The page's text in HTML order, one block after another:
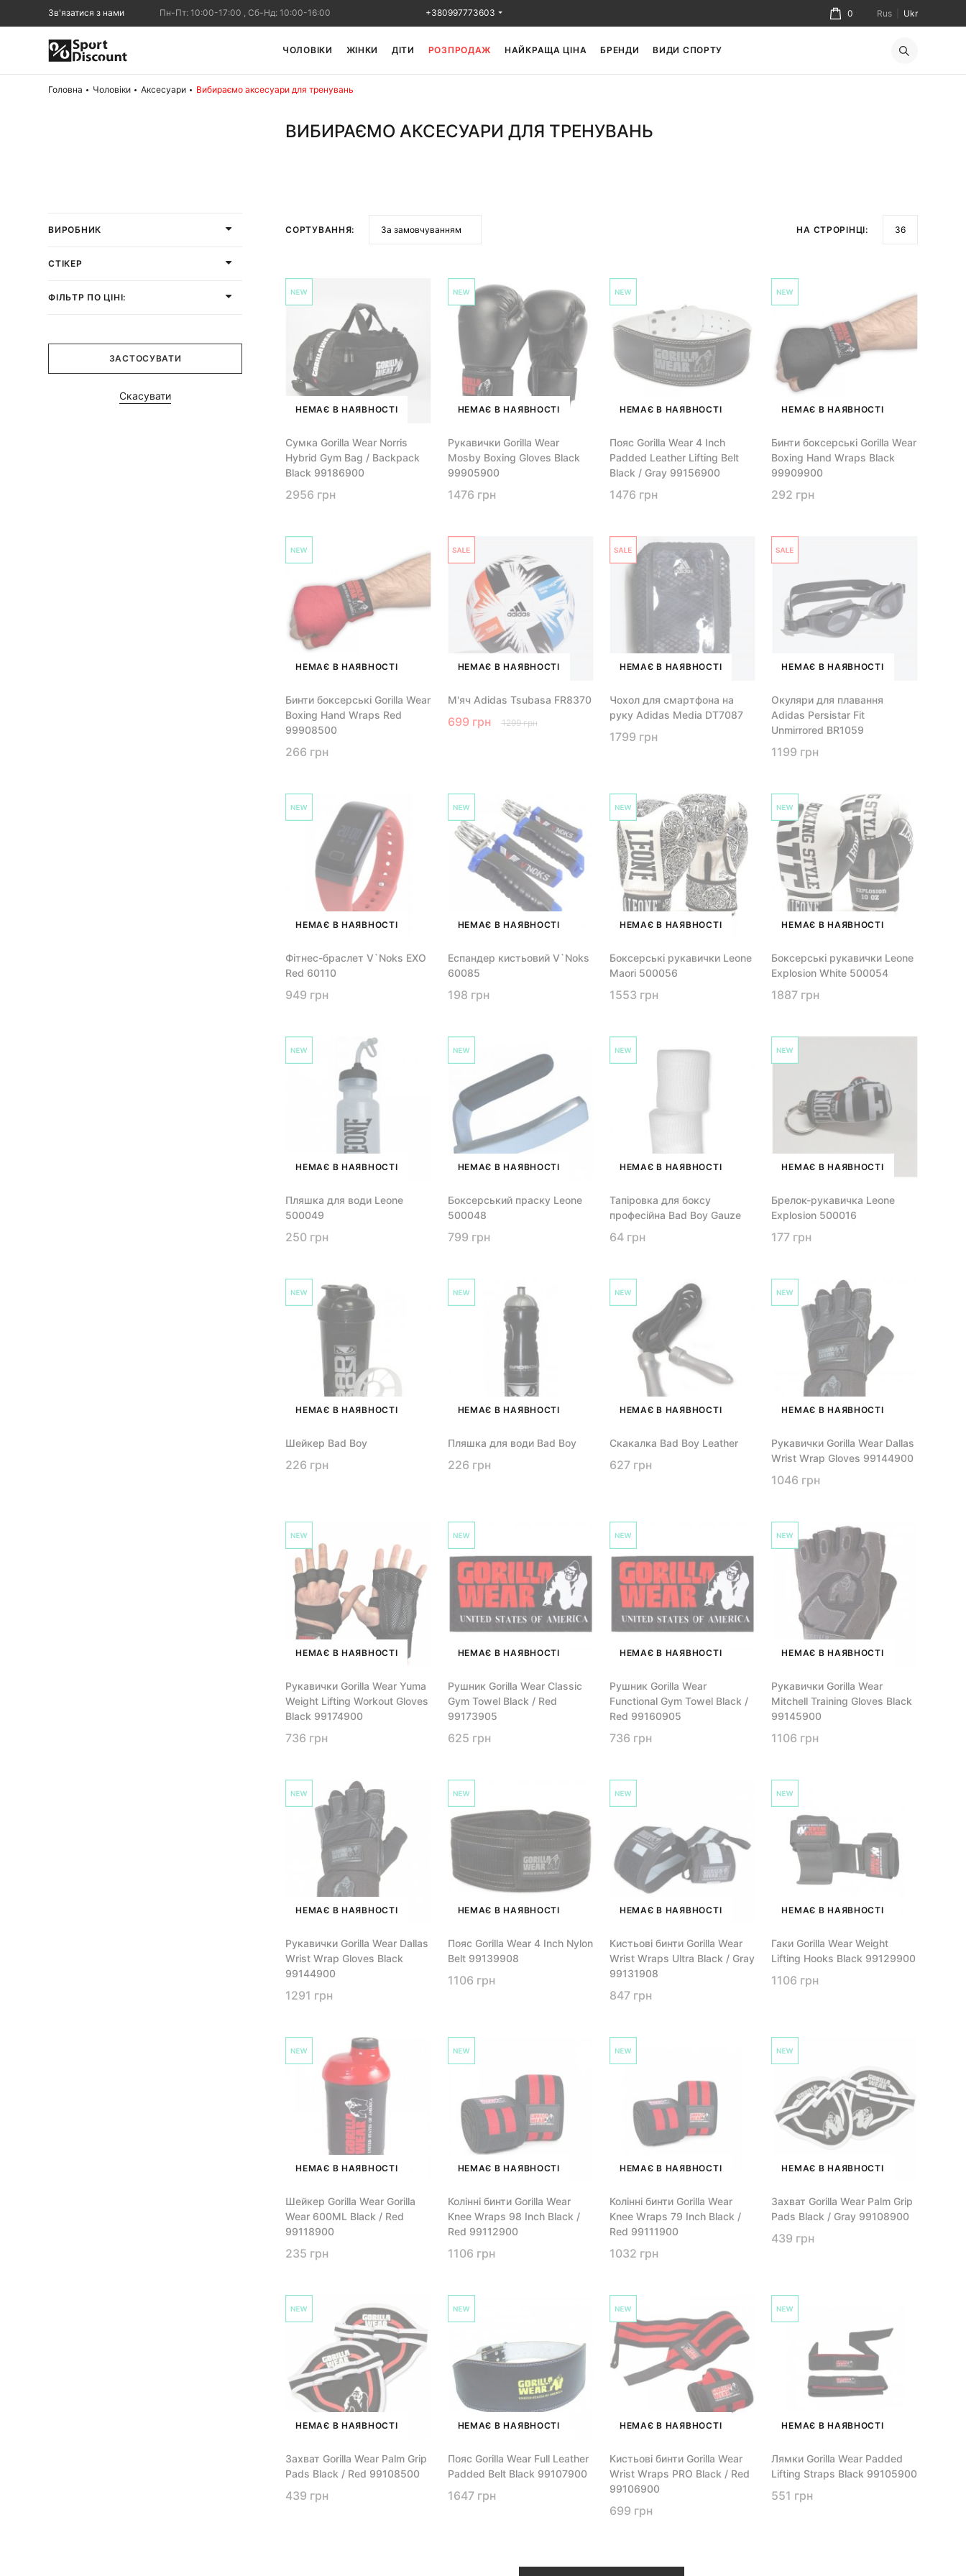
ЧОЛОВІКИ ЖІНКИ ДІТИ РОЗПРОДАЖ НАЙКРАЩА ЦІНА БРЕНДИ ВИДИ СПОРТУ
+380997773603
Зв'язатися з нами Пн-Пт: 10:00-17:00 , Сб-Нд: 10:00-16:00 0 Rus Ukr
Головна Чоловіки Аксесуари Вибираємо аксесуари для тренувань
ВИБИРАЄМО АКСЕСУАРИ ДЛЯ ТРЕНУВАНЬ
ВИРОБНИК
СТІКЕР
ФІЛЬТР ПО ЦІНІ:
ЗАСТОСУВАТИ
Скасувати
СОРТУВАННЯ: НА СТРОРІНЦІ:
НЕМАЄ В НАЯВНОСТІ
Сумка Gorilla Wear Norris
Hybrid Gym Bag / Backpack
Black 99186900
2956 грн
НЕМАЄ В НАЯВНОСТІ
Рукавички Gorilla Wear
Mosby Boxing Gloves Black
99905900
1476 грн
НЕМАЄ В НАЯВНОСТІ
Пояс Gorilla Wear 4 Inch
Padded Leather Lifting Belt
Black / Gray 99156900
1476 грн
НЕМАЄ В НАЯВНОСТІ
Бинти боксерські Gorilla Wear
Boxing Hand Wraps Black
99909900
292 грн
НЕМАЄ В НАЯВНОСТІ
Бинти боксерські Gorilla Wear
Boxing Hand Wraps Red
99908500
266 грн
НЕМАЄ В НАЯВНОСТІ
М'яч Adidas Tsubasa FR8370
699 грн 1299 грн
НЕМАЄ В НАЯВНОСТІ
Чохол для смартфона на
руку Adidas Media DT7087
1799 грн
НЕМАЄ В НАЯВНОСТІ
Окуляри для плавання
Adidas Persistar Fit
Unmirrored BR1059
1199 грн
НЕМАЄ В НАЯВНОСТІ
Фітнес-браслет V`Noks EXO
Red 60110
949 грн
НЕМАЄ В НАЯВНОСТІ
Еспандер кистьовий V`Noks
60085
198 грн
НЕМАЄ В НАЯВНОСТІ
Боксерські рукавички Leone
Maori 500056
1553 грн
НЕМАЄ В НАЯВНОСТІ
Боксерські рукавички Leone
Explosion White 500054
1887 грн
НЕМАЄ В НАЯВНОСТІ
Пляшка для води Leone
500049
250 грн
НЕМАЄ В НАЯВНОСТІ
Боксерський праску Leone
500048
799 грн
НЕМАЄ В НАЯВНОСТІ
Тапіровка для боксу
професійна Bad Boy Gauze
64 грн
НЕМАЄ В НАЯВНОСТІ
Брелок-рукавичка Leone
Explosion 500016
177 грн
НЕМАЄ В НАЯВНОСТІ
Шейкер Bad Boy
226 грн
НЕМАЄ В НАЯВНОСТІ
Пляшка для води Bad Boy
226 грн
НЕМАЄ В НАЯВНОСТІ
Скакалка Bad Boy Leather
627 грн
НЕМАЄ В НАЯВНОСТІ
Рукавички Gorilla Wear Dallas
Wrist Wrap Gloves 99144900
1046 грн
НЕМАЄ В НАЯВНОСТІ
Рукавички Gorilla Wear Yuma
Weight Lifting Workout Gloves
Black 99174900
736 грн
НЕМАЄ В НАЯВНОСТІ
Рушник Gorilla Wear Classic
Gym Towel Black / Red
99173905
625 грн
НЕМАЄ В НАЯВНОСТІ
Рушник Gorilla Wear
Functional Gym Towel Black /
Red 99160905
736 грн
НЕМАЄ В НАЯВНОСТІ
Рукавички Gorilla Wear
Mitchell Training Gloves Black
99145900
1106 грн
НЕМАЄ В НАЯВНОСТІ
Рукавички Gorilla Wear Dallas
Wrist Wrap Gloves Black
99144900
1291 грн
НЕМАЄ В НАЯВНОСТІ
Пояс Gorilla Wear 4 Inch Nylon
Belt 99139908
1106 грн
НЕМАЄ В НАЯВНОСТІ
Кистьові бинти Gorilla Wear
Wrist Wraps Ultra Black / Gray
99131908
847 грн
НЕМАЄ В НАЯВНОСТІ
Гаки Gorilla Wear Weight
Lifting Hooks Black 99129900
1106 грн
НЕМАЄ В НАЯВНОСТІ
Шейкер Gorilla Wear Gorilla
Wear 600ML Black / Red
99118900
235 грн
НЕМАЄ В НАЯВНОСТІ
Колінні бинти Gorilla Wear
Knee Wraps 98 Inch Black /
Red 99112900
1106 грн
НЕМАЄ В НАЯВНОСТІ
Колінні бинти Gorilla Wear
Knee Wraps 79 Inch Black /
Red 99111900
1032 грн
НЕМАЄ В НАЯВНОСТІ
Захват Gorilla Wear Palm Grip
Pads Black / Gray 99108900
439 грн
НЕМАЄ В НАЯВНОСТІ
Захват Gorilla Wear Palm Grip
Pads Black / Red 99108500
439 грн
НЕМАЄ В НАЯВНОСТІ
Пояс Gorilla Wear Full Leather
Padded Belt Black 99107900
1647 грн
НЕМАЄ В НАЯВНОСТІ
Кистьові бинти Gorilla Wear
Wrist Wraps PRO Black / Red
99106900
699 грн
НЕМАЄ В НАЯВНОСТІ
Лямки Gorilla Wear Padded
Lifting Straps Black 99105900
551 грн